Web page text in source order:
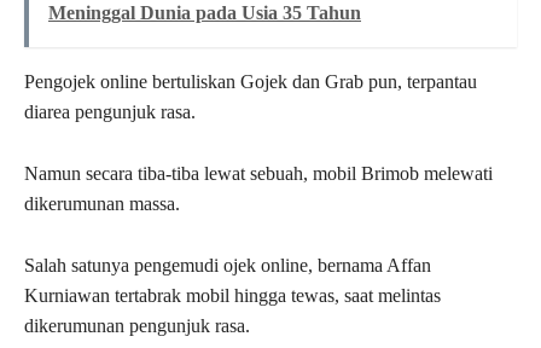
Meninggal Dunia pada Usia 35 Tahun
Pengojek online bertuliskan Gojek dan Grab pun, terpantau
diarea pengunjuk rasa.
Namun secara tiba-tiba lewat sebuah, mobil Brimob melewati
dikerumunan massa.
Salah satunya pengemudi ojek online, bernama Affan
Kurniawan tertabrak mobil hingga tewas, saat melintas
dikerumunan pengunjuk rasa.